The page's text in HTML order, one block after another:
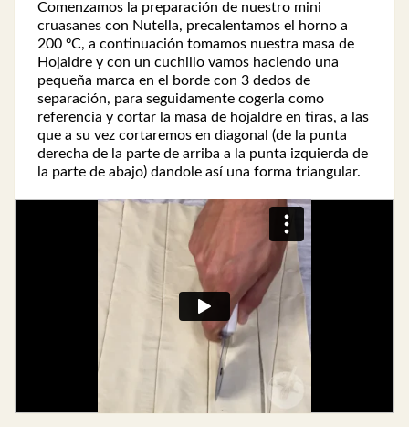
Comenzamos la preparación de nuestro mini
cruasanes con Nutella, precalentamos el horno a
200 ºC, a continuación tomamos nuestra masa de
Hojaldre y con un cuchillo vamos haciendo una
pequeña marca en el borde con 3 dedos de
separación, para seguidamente cogerla como
referencia y cortar la masa de hojaldre en tiras, a las
que a su vez cortaremos en diagonal (de la punta
derecha de la parte de arriba a la punta izquierda de
la parte de abajo) dandole así una forma triangular.